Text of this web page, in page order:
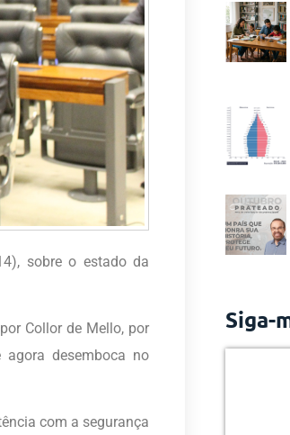
sobre o estado da
Collor de Mello, por
desemboca no
com a segurança
Siga-